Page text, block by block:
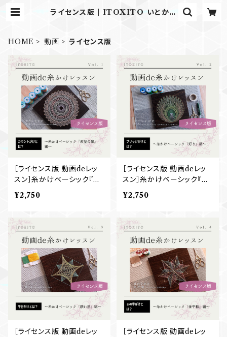
ライセンス版 | ITOXITO いとかけ
HOME 動画 ライセンス版
［ライセンス版 動画deレッ
スン］糸かけベーシック『希
望の泉』
¥2,750
［ライセンス版 動画deレッ
スン］糸かけベーシック『灯
り』
¥2,750
［ライセンス版 動画deレッ
［ライセンス版 動画deレッ